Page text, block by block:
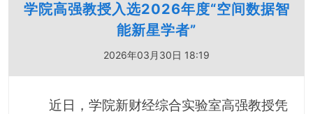
学院高强教授入选2026年度“空间数据智
能新星学者”
2026年03月30日 18:19
近日，学院新财经综合实验室高强教授凭